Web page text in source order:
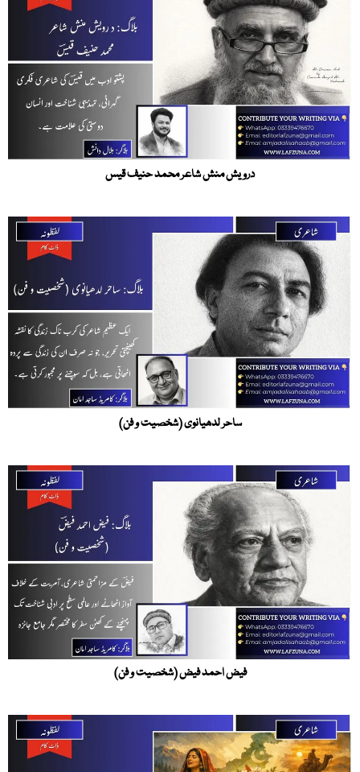
درویش منش شاعر محمد حنیف قیس
ساحر لدھیانوی (شخصیت و فن)
فیض احمد فیض (شخصیت و فن)